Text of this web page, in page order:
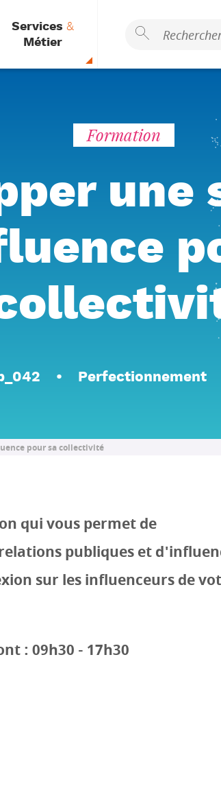
Services &
Métier
Formation
une
Perfectionnement
pour sa collectivité
qui vous permet de
publiques et
sur les influenceurs de
: 09h30 - 17h30